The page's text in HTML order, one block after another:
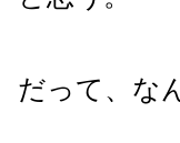
だって、な